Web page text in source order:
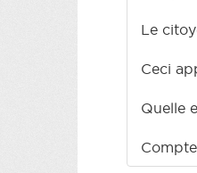
Le
Ceci
Quelle